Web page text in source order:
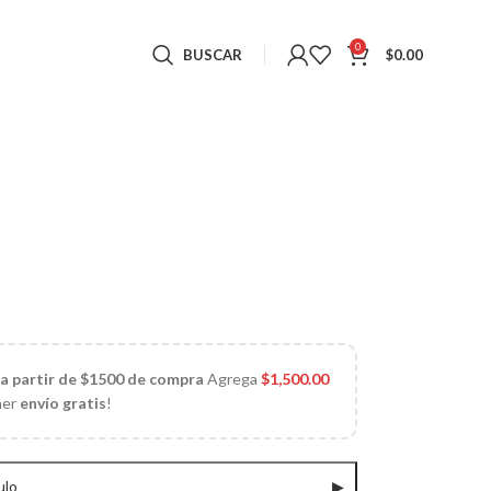
BUSCAR 0 $0.00
partir de $1500 de compra Agrega$1,500.00
envío gratis!
▶